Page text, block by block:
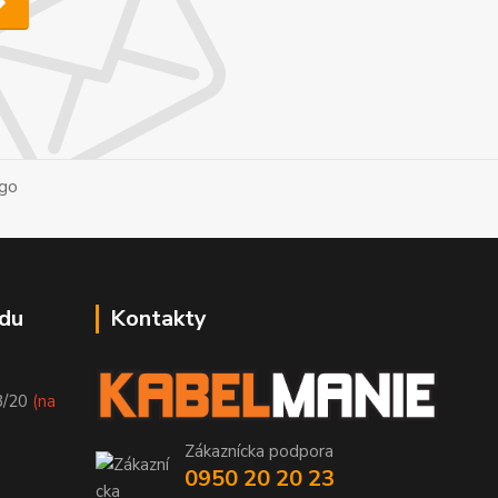
20 (na
Kontakty
Zákaznícka podpora
0950 20 20 23